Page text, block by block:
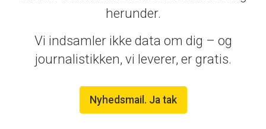
herunder.
Vi indsamler ikke data om dig – og
journalistikken, vi leverer, er gratis.
Nyhedsmail. Ja tak